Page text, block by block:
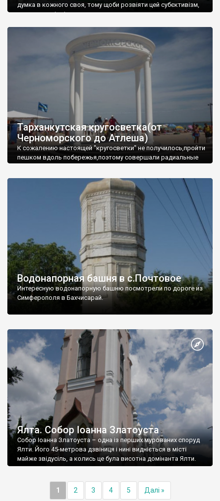
думка в кожного своя, тому щоби розвіяти цей субєктивізм,
запрошую відвідати це
Тарханкутская кругосветка(от
Черноморского до Атлеша)
К сожалению настоящей "кругосветки" не получилось,пройти
пешком вдоль побережья,поэтому совершали радиальные
Водонапорная башня в с.Почтовое
Интересную водонапорную башню посмотрели по дороге из
Симферополя в Бахчисарай.
Ялта. Собор Іоанна Златоуста
Собор Іоанна Златоуста – одна із перших мурованих споруд
Ялти. Його 45-метрова дзвіниця і нині видніється в місті
майже звідусіль, а колись це була висотна домінанта Ялти.
1 2 3 4 5 Далі »